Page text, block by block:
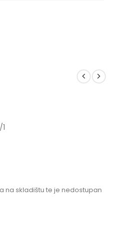
na skladištu te je nedostupan